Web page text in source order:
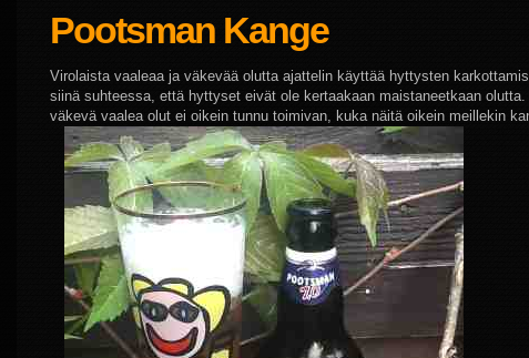
Pootsman Kange
Virolaista vaaleaa ja väkevää olutta ajattelin käyttää hyttysten
siinä suhteessa, että hyttyset eivät ole kertaakaan maistaneetkaan olutta.
väkevä vaalea olut ei oikein tunnu toimivan, kuka näitä oikein meillekin